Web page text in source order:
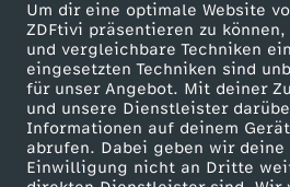
Um dir eine optimale Website
ZDFtivi präsentieren zu
und vergleichbare Techniken
eingesetzten Techniken sind
für unser Angebot. Mit deiner
und unsere Dienstleister
Informationen auf deinem
abrufen. Dabei geben wir deine
Einwilligung nicht an Dritte
K
i
m
Mehr ZDF
ZDF-Apps
Smart TV